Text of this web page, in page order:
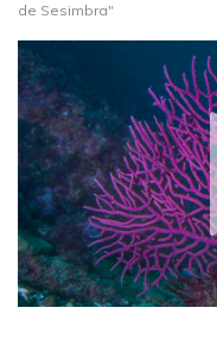
de Sesimbra"​